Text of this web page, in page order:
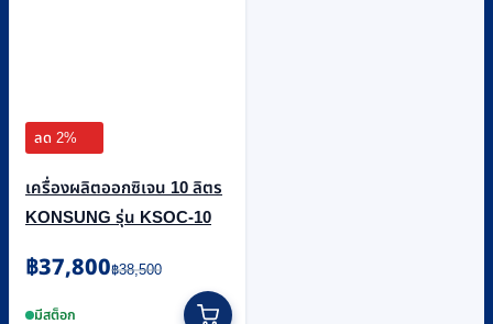
ลด 2%
เครื่องผลิตออกซิเจน 10 ลิตร
KONSUNG รุ่น KSOC-10
฿38,500
Original
price
was:
฿37,800
Current
price
is:มีสต็อก